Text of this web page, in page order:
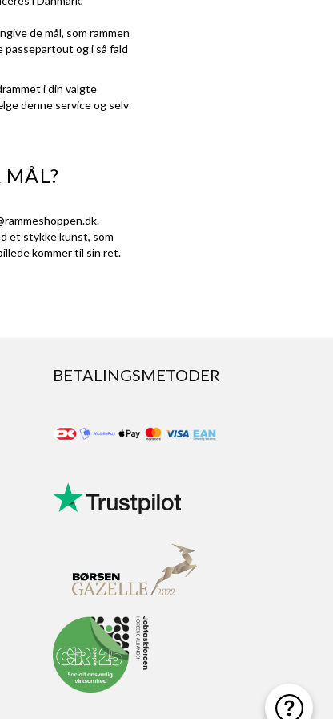
de mål, som rammen
passepartout og i så fald
i din valgte
denne service og selv
MÅL?
.
et stykke kunst, som
kommer til sin ret.
BETALINGSMETODER